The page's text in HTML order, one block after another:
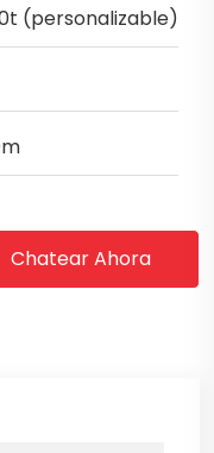
(personalizable)
Chatear Ahora